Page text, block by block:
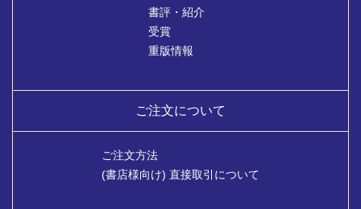
書評・紹介
受賞
重版情報
ご注文について
ご注文方法
(書店様向け) 直接取引について